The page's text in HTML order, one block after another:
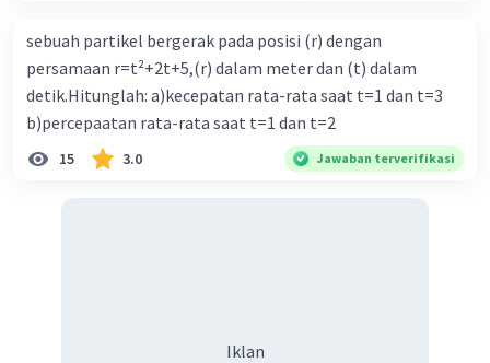
Iklan
sebuah partikel bergerak pada posisi (r) dengan
persamaan r=t²+2t+5,(r) dalam meter dan (t) dalam
detik.Hitunglah: a)kecepatan rata-rata saat t=1 dan t=3
b)percepaatan rata-rata saat t=1 dan t=2
15 3.0 Jawaban terverifikasi
Iklan